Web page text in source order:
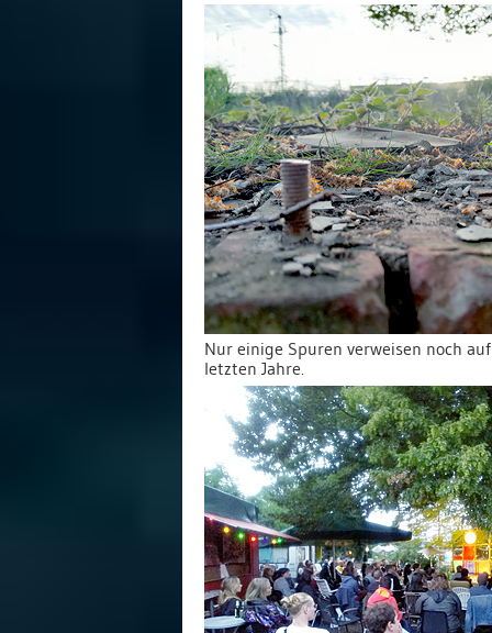
Nur einige Spuren verweisen noch
letzten Jahre.